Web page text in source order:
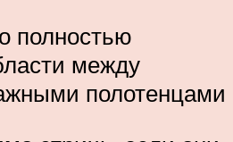
полностью
между
полотенцами